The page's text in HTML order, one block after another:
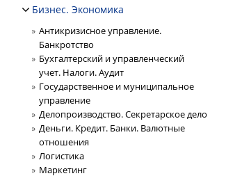
Бизнес. Экономика
Антикризисное управление.
Банкротство
Бухгалтерский и управленческий
учет. Налоги. Аудит
Государственное и муниципальное
управление
Делопроизводство. Секретарское дело
Деньги. Кредит. Банки. Валютные
отношения
Логистика
Маркетинг